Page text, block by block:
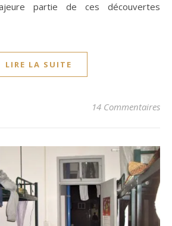
partie de ces découvertes
LIRE LA SUITE
14 Commentaires